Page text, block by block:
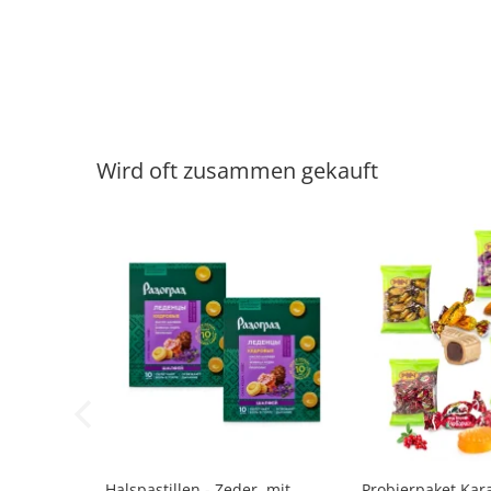
Wird oft zusammen gekauft
-14% -7%